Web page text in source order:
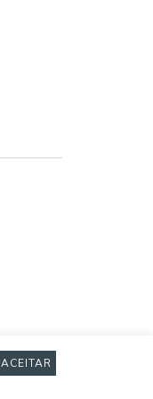
ACEITAR